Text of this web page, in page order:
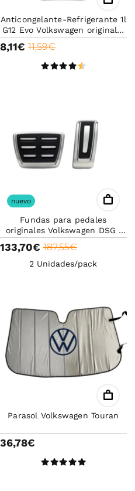
Anticongelante-Refrigerante 1l
G12 Evo Volkswagen original -
Anticongelante rosa
11,59€
8,11€
Fundas para pedales
originales Volkswagen DSG |
Acero inoxidable
antideslizante | Acelerador y
freno | Vehículos DSG
187,55€
133,70€
2 Unidades/pack
nuevo
Parasol Volkswagen Touran
36,78€